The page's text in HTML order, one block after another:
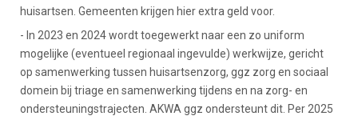
huisartsen. Gemeenten krijgen hier extra geld voor.
- In 2023 en 2024 wordt toegewerkt naar een zo uniform
mogelijke (eventueel regionaal ingevulde) werkwijze, gericht
op samenwerking tussen huisartsenzorg, ggz zorg en sociaal
domein bij triage en samenwerking tijdens en na zorg- en
ondersteuningstrajecten. AKWA ggz ondersteunt dit. Per 2025